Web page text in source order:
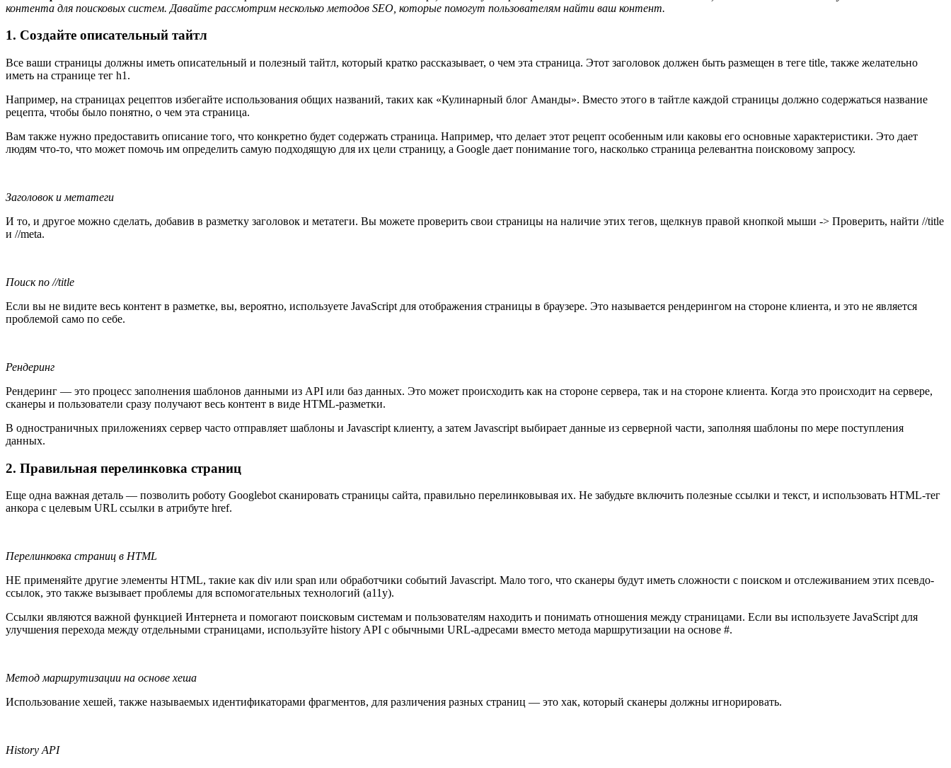
контента для поисковых систем. Давайте рассмотрим несколько методов SEO, которые помогут пользователям найти ваш контент.
1. Создайте описательный тайтл
Все ваши страницы должны иметь описательный и полезный тайтл, который кратко рассказывает, о чем эта страница. Этот заголовок должен быть размещен в теге title, также желательно
иметь на странице тег h1.
Например, на страницах рецептов избегайте использования общих названий, таких как «Кулинарный блог Аманды». Вместо этого в тайтле каждой страницы должно содержаться название
рецепта, чтобы было понятно, о чем эта страница.
Вам также нужно предоставить описание того, что конкретно будет содержать страница. Например, что делает этот рецепт особенным или каковы его основные характеристики. Это дает
людям что-то, что может помочь им определить самую подходящую для их цели страницу, а Google дает понимание того, насколько страница релевантна поисковому запросу.
Заголовок и метатеги
И то, и другое можно сделать, добавив в разметку заголовок и метатеги. Вы можете проверить свои страницы на наличие этих тегов, щелкнув правой кнопкой мыши -> Проверить, найти //title
и //meta.
Поиск по //title
Если вы не видите весь контент в разметке, вы, вероятно, используете JavaScript для отображения страницы в браузере. Это называется рендерингом на стороне клиента, и это не является
проблемой само по себе.
Рендеринг
Рендеринг — это процесс заполнения шаблонов данными из API или баз данных. Это может происходить как на стороне сервера, так и на стороне клиента. Когда это происходит на сервере,
сканеры и пользователи сразу получают весь контент в виде HTML-разметки.
В одностраничных приложениях сервер часто отправляет шаблоны и Javascript клиенту, а затем Javascript выбирает данные из серверной части, заполняя шаблоны по мере поступления
данных.
2. Правильная перелинковка страниц
Еще одна важная деталь — позволить роботу Googlebot сканировать страницы сайта, правильно перелинковывая их. Не забудьте включить полезные ссылки и текст, и использовать HTML-тег
анкора с целевым URL ссылки в атрибуте href.
Перелинковка страниц в HTML
НЕ применяйте другие элементы HTML, такие как div или span или обработчики событий Javascript. Мало того, что сканеры будут иметь сложности с поиском и отслеживанием этих псевдо-
ссылок, это также вызывает проблемы для вспомогательных технологий (a11y).
Ссылки являются важной функцией Интернета и помогают поисковым системам и пользователям находить и понимать отношения между страницами. Если вы используете JavaScript для
улучшения перехода между отдельными страницами, используйте history API с обычными URL-адресами вместо метода маршрутизации на основе #.
Метод маршрутизации на основе хеша
Использование хешей, также называемых идентификаторами фрагментов, для различения разных страниц — это хак, который сканеры должны игнорировать.
History API